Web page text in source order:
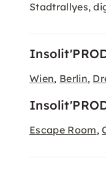
Stadtrallyes,
Wien, Berlin,
Escape Room,